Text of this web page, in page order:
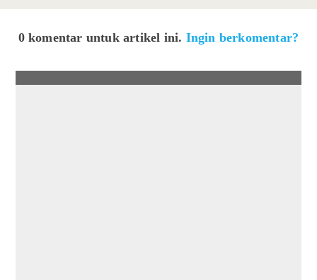
0 komentar untuk artikel ini. Ingin berkomentar?